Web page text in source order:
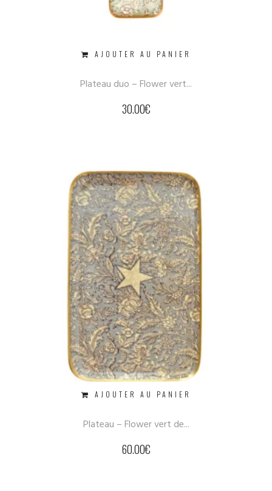
AJOUTER AU PANIER
Plateau duo – Flower vert...
30.00€
AJOUTER AU PANIER
Plateau – Flower vert de...
60.00€